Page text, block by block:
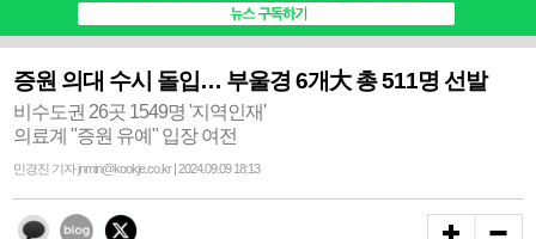
증원 의대 수시 돌입… 부울경 6개大 총 511명 선발
비수도권 26곳 1549명 '지역인재'
의료계 "증원 유예" 입장 여전
민경진 기자 jnmin@kookje.co.kr | 2024.09.09 18:13